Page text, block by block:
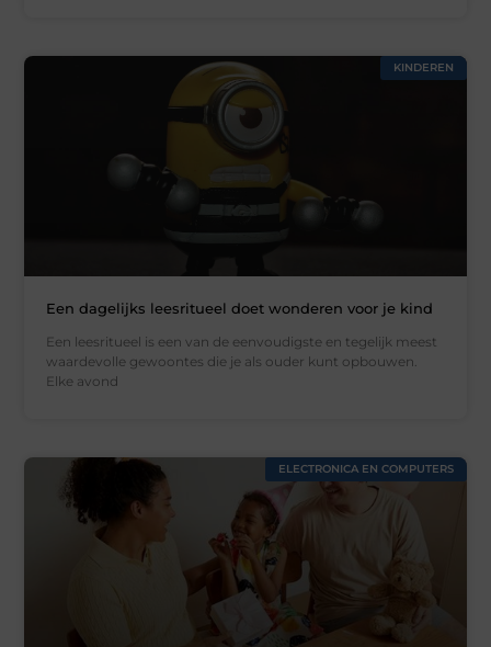
KINDEREN
Een dagelijks leesritueel doet wonderen voor je kind
Een leesritueel is een van de eenvoudigste en tegelijk meest
waardevolle gewoontes die je als ouder kunt opbouwen.
Elke avond
ELECTRONICA EN COMPUTERS